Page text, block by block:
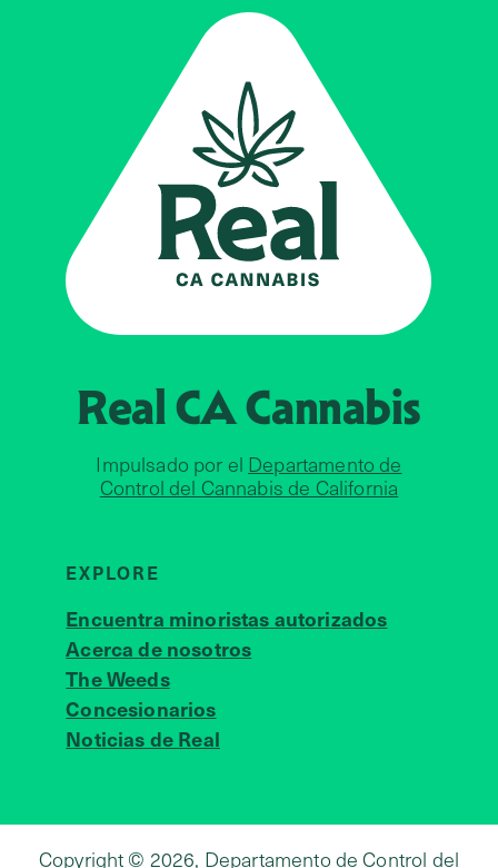
Real CACannabis
Impulsado por el Departamento de
Control del Cannabis de California
EXPLORE
Encuentra minoristas autorizados
Acerca de nosotros
The Weeds
Concesionarios
Noticias de Real
Copyright © 2026, Departamento de Control del